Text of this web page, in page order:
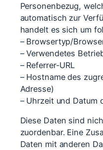
Personenbezug,
automatisch zur
handelt es sich um
– Browsertyp/
– Verwendetes
– Referrer-URL
– Hostname des
Adresse)
– Uhrzeit und Datum
Diese Daten sind
zuordenbar. Eine
Daten mit anderen